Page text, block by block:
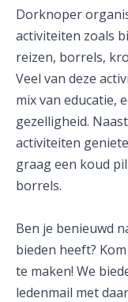
Dorknoper
activiteiten zoals
reizen, borrels,
Veel van deze
mix van educatie,
gezelligheid.
activiteiten
graag een koud
borrels.
Ben je benieuwd
bieden heeft?
te maken! We
ledenmail met